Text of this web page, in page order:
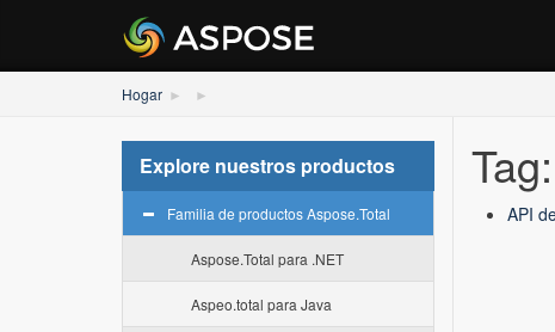
Hogar
Explore nuestros productos
Familia de productos Aspose.Total
Aspose.Total para .NET
Aspeo.total para Java
API